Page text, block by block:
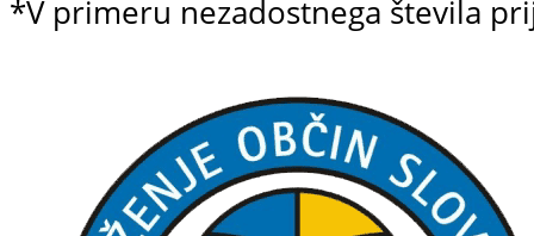
*V primeru nezadostnega števila